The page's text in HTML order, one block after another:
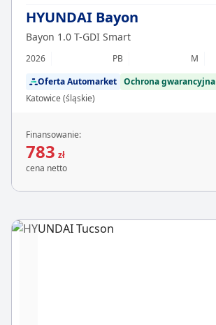
HYUNDAI Bayon
Bayon 1.0 T-GDI Smart
2026 PB M
Oferta Automarket Ochrona gwarancyjna
Katowice (śląskie)
Finansowanie:
783 zł
cena netto